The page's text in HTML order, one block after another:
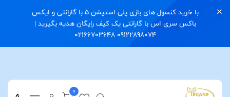
با خرید کنسول های بازی پلی استیشن 5 با گارانتی و ایکس
باکس سری اس با گارانتی یک کیف رایگان هدیه بگیرید |
09122898074 02166703648
0